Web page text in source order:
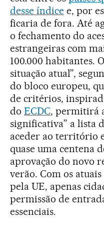
desse índicee, por
ficaria de fora. Até
o fechamento do
estrangeiras com
100.000 habitantes.
situação atual”,
do bloco europeu,
de critérios,
do ECDC, permitirá
significativa” a lista
aceder ao território
quase uma centena
aprovação do novo
verão. Com os
pela UE, apenas
permissão de
essenciais.